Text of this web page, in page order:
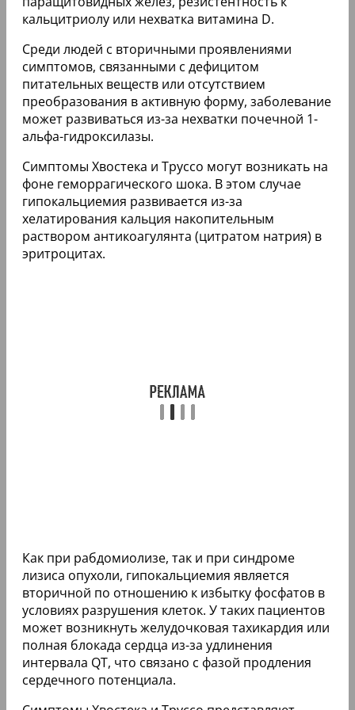
кальцитриолу или нехватка витамина D.
Среди людей с вторичными проявлениями
симптомов, связанными с дефицитом
питательных веществ или отсутствием
преобразования в активную форму, заболевание
может развиваться из-за нехватки почечной 1-
альфа-гидроксилазы.
Симптомы Хвостека и Труссо могут возникать на
фоне геморрагического шока. В этом случае
гипокальциемия развивается из-за
хелатирования кальция накопительным
раствором антикоагулянта (цитратом натрия) в
эритроцитах.
Как при рабдомиолизе, так и при синдроме
лизиса опухоли, гипокальциемия является
вторичной по отношению к избытку фосфатов в
условиях разрушения клеток. У таких пациентов
может возникнуть желудочковая тахикардия или
полная блокада сердца из-за удлинения
интервала QT, что связано с фазой продления
сердечного потенциала.